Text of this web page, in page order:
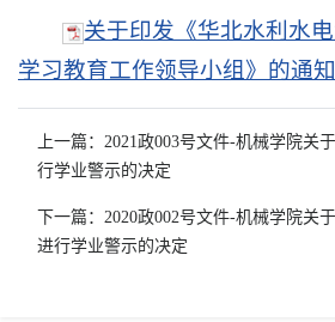
关于印发《华北水利水
学习教育工作领导小组》的通
上一篇：2021政003号文件-机械学院关
行学业警示的决定
下一篇：2020政002号文件-机械学院关
进行学业警示的决定